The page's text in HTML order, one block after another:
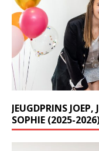
JEUGDPRINS
SOPHIE (2025-